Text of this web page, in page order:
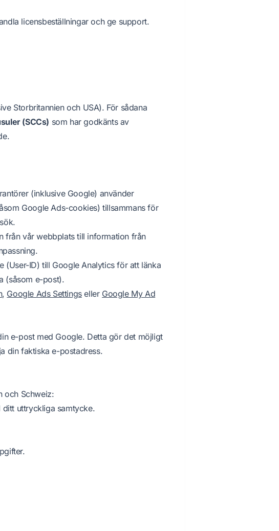
licensbeställningar och ge support.
Storbritannien och USA). För sådana
(SCCs) som har godkänts av
(inklusive Google) använder
Google Ads-cookies) tillsammans för
från vår webbplats till information från
(User-ID) till Google Analytics för att länka
(såsom e-post).
, Google Ads Settingseller Google My Ad
e-post med Google. Detta gör det möjligt
din faktiska e-postadress.
och Schweiz:
ditt uttryckliga samtycke.